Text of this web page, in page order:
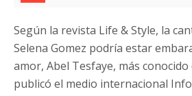
Según la revista Life & Style, la
Selena Gomez podría estar
amor, Abel Tesfaye, más
publicó el medio internacional